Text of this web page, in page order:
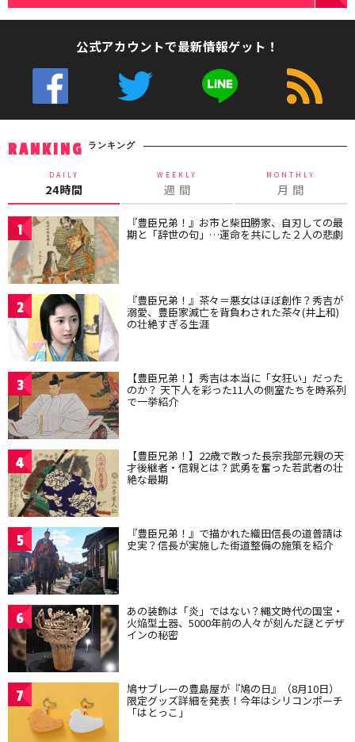
公式アカウントで最新情報ゲット！
RANKING ランキング
DAILY
24時間
WEEKLY
週 間
MONTHLY
月 間
1 『豊臣兄弟！』お市と柴田勝家、自刃しての最
期と「辞世の句」…運命を共にした２人の悲劇
2 『豊臣兄弟！』茶々＝悪女はほぼ創作？秀吉が
溺愛、豊臣家滅亡を背負わされた茶々(井上和)
の壮絶すぎる生涯
3 【豊臣兄弟！】秀吉は本当に「女狂い」だった
のか？ 天下人を彩った11人の側室たちを時系列
で一挙紹介
4 【豊臣兄弟！】22歳で散った長宗我部元親の天
才後継者・信親とは？武勇を奮った若武者の壮
絶な最期
5 『豊臣兄弟！』で描かれた織田信長の道普請は
史実？信長が実施した街道整備の施策を紹介
6 あの装飾は「炎」ではない？縄文時代の国宝・
火焔型土器、5000年前の人々が刻んだ謎とデザ
インの秘密
7 鳩サブレーの豊島屋が『鳩の日』（8月10日）
限定グッズ詳細を発表！今年はシリコンポーチ
「はとっこ」